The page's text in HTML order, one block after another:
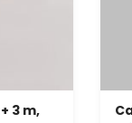
3 m,